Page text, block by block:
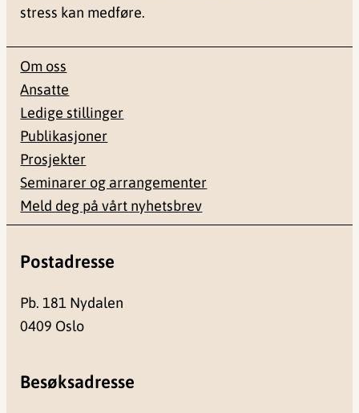
stress kan medføre.
Om oss
Ansatte
Ledige stillinger
Publikasjoner
Prosjekter
Seminarer og arrangementer
Meld deg på vårt nyhetsbrev
Postadresse
Pb. 181 Nydalen
0409 Oslo
Besøksadresse